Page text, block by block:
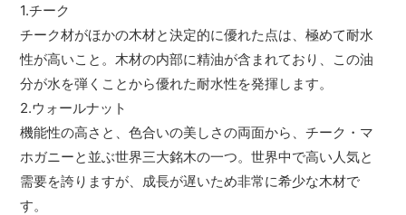
1.チーク
チーク材がほかの木材と決定的に優れた点は、極めて耐水
性が高いこと。木材の内部に精油が含まれており、この油
分が水を弾くことから優れた耐水性を発揮します。
2.ウォールナット
機能性の高さと、色合いの美しさの両面から、チーク・マ
ホガニーと並ぶ世界三大銘木の一つ。世界中で高い人気と
需要を誇りますが、成長が遅いため非常に希少な木材で
す。